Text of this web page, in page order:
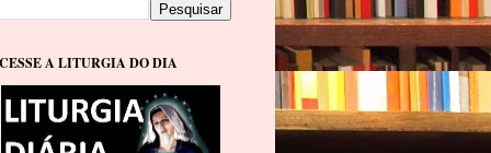
A LITURGIA DO DIA